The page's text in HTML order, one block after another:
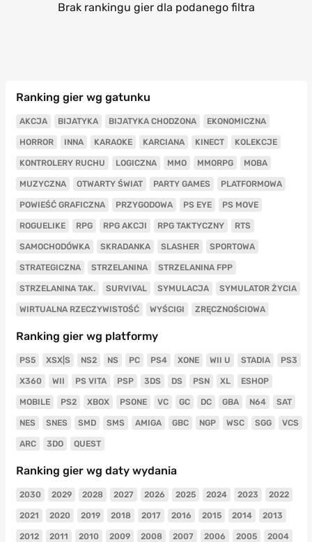
Brak rankingu gier dla podanego filtra
Ranking gier wg gatunku
AKCJA BIJATYKA BIJATYKA CHODZONA EKONOMICZNA
HORROR INNA KARAOKE KARCIANA KINECT KOLEKCJE
KONTROLERY RUCHU LOGICZNA MMO MMORPG MOBA
MUZYCZNA OTWARTY ŚWIAT PARTY GAMES PLATFORMOWA
POWIEŚĆ GRAFICZNA PRZYGODOWA PS EYE PS MOVE
ROGUELIKE RPG RPG AKCJI RPG TAKTYCZNY RTS
SAMOCHODÓWKA SKRADANKA SLASHER SPORTOWA
STRATEGICZNA STRZELANINA STRZELANINA FPP
STRZELANINA TAK. SURVIVAL SYMULACJA SYMULATOR ŻYCIA
WIRTUALNA RZECZYWISTOŚĆ WYŚCIGI ZRĘCZNOŚCIOWA
Ranking gier wg platformy
PS5 XSX|S NS2 NS PC PS4 XONE WII U STADIA PS3
X360 WII PS VITA PSP 3DS DS PSN XL ESHOP
MOBILE PS2 XBOX PSONE VC GC DC GBA N64 SAT
NES SNES SMD SMS AMIGA GBC NGP WSC SGG VCS
ARC 3DO QUEST
Ranking gier wg daty wydania
2030 2029 2028 2027 2026 2025 2024 2023 2022
2021 2020 2019 2018 2017 2016 2015 2014 2013
2012 2011 2010 2009 2008 2007 2006 2005 2004